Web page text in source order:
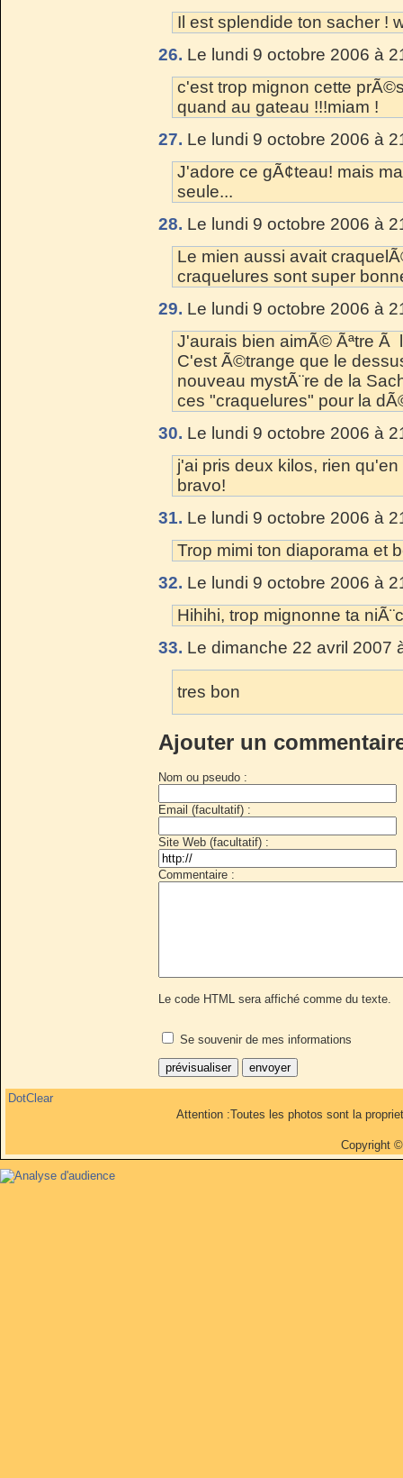
Il est splendide ton sacher !
26. Le lundi 9 octobre 2006 à
c'est trop mignon cette
quand au gateau !!!miam !
27. Le lundi 9 octobre 2006 à
J'adore ce gÃ¢teau! mais
seule...
28. Le lundi 9 octobre 2006 à
Le mien aussi avait
craquelures sont super
29. Le lundi 9 octobre 2006 à
J'aurais bien aimÃ© Ãªtre Ã
C'est Ã©trange que le
nouveau mystÃ¨re de la
ces "craquelures" pour la
30. Le lundi 9 octobre 2006 à
j'ai pris deux kilos, rien
bravo!
31. Le lundi 9 octobre 2006 à
Trop mimi ton diaporama et
32. Le lundi 9 octobre 2006 à
Hihihi, trop mignonne ta
33. Le dimanche 22 avril 2007
tres bon
Ajouter un
Nom ou pseudo :
Email (facultatif) :
Site Web (facultatif) :
Commentaire :
Le code HTML sera affiché comme du texte.
Se souvenir de mes informations
DotClear
Attention :Toutes les photos sont la
Copyright